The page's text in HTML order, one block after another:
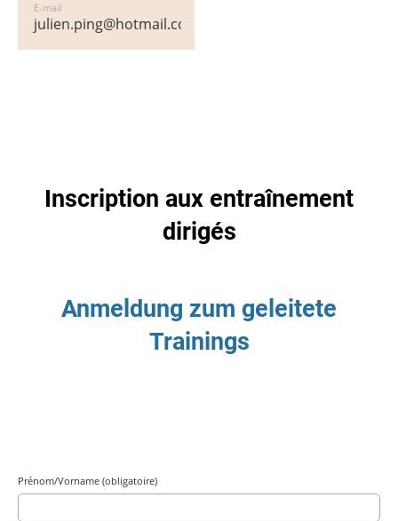
E-mail
julien.ping@hotmail.com
Inscription aux entraînement
dirigés
Anmeldung zum geleitete
Trainings
Prénom/Vorname (obligatoire)